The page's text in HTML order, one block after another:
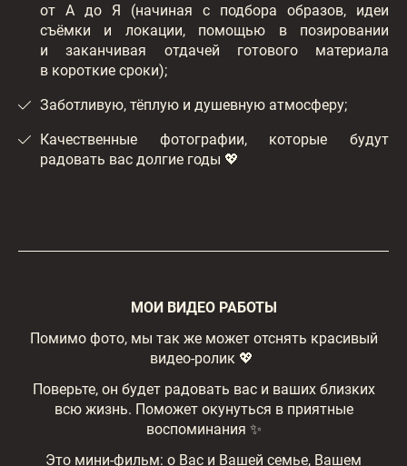
от А до Я (начиная с подбора образов, идеи
съёмки и локации, помощью в позировании
и заканчивая отдачей готового материала
в короткие сроки);
Заботливую, тёплую и душевную атмосферу;
Качественные фотографии, которые будут
радовать вас долгие годы 💖
МОИ ВИДЕО РАБОТЫ
Помимо фото, мы так же может отснять красивый
видео-ролик 💖
Поверьте, он будет радовать вас и ваших близких
всю жизнь. Поможет окунуться в приятные
воспоминания ✨
Это мини-фильм: о Вас и Вашей семье, Вашем